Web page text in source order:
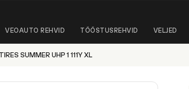
VEOAUTO REHVID TÖÖSTUSREHVID VELJED
SUMMER UHP 1 111Y XL